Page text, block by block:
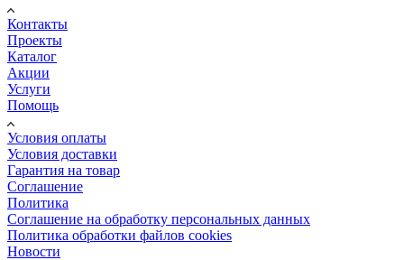
Контакты
Проекты
Каталог
Акции
Услуги
Помощь
Условия оплаты
Условия доставки
Гарантия на товар
Соглашение
Политика
Соглашение на обработку персональных данных
Политика обработки файлов cookies
Новости